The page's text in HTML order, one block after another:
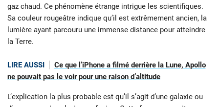
gaz chaud. Ce phénomène étrange intrigue les scientifiques.
Sa couleur rougeâtre indique qu’il est extrêmement ancien, la
lumière ayant parcouru une immense distance pour atteindre
la Terre.
LIRE AUSSI
Ce que l’iPhone a filmé derrière la Lune, Apollo
ne pouvait pas le voir pour une raison d’altitude
L’explication la plus probable est qu’il s’agit d’une galaxie ou